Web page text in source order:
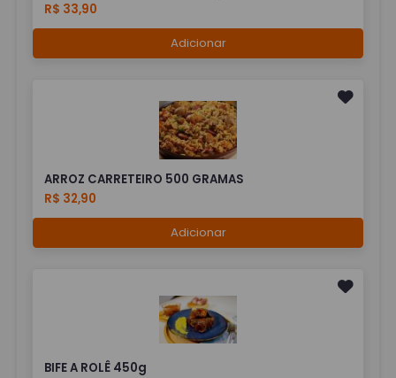
R$ 33,90
Adicionar
ARROZ CARRETEIRO 500 GRAMAS
R$ 32,90
Adicionar
BIFE A ROLÊ 450g